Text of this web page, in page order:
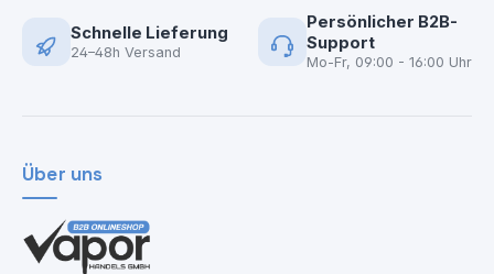
Schnelle Lieferung
24–48h Versand
Persönlicher B2B-
Support
Mo-Fr, 09:00 - 16:00 Uhr
Über uns